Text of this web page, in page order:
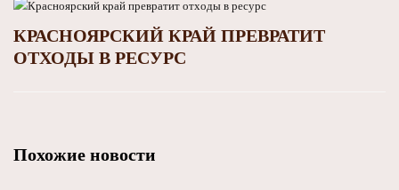
КРАСНОЯРСКИЙ КРАЙ ПРЕВРАТИТ
ОТХОДЫ В РЕСУРС
Похожие новости